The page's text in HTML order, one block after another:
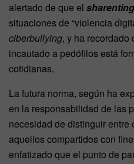
alertado de que el sharenting
situaciones de “violencia
ciberbullying, y ha recordado
incautado a pedófilos está
cotidianas.
La futura norma, según ha
en la responsabilidad de las
necesidad de distinguir entre
aquellos compartidos con
enfatizado que el punto de